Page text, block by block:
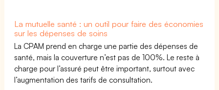
La mutuelle santé : un outil pour faire des économies
sur les dépenses de soins
La CPAM prend en charge une partie des dépenses de
santé, mais la couverture n’est pas de 100%. Le reste à
charge pour l’assuré peut être important, surtout avec
l’augmentation des tarifs de consultation.